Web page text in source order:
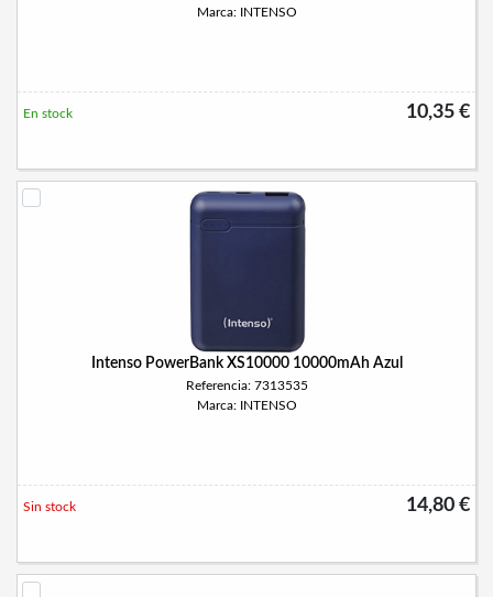
Marca: INTENSO
10,35 €
En stock
Intenso PowerBank XS10000 10000mAh Azul
Referencia: 7313535
Marca: INTENSO
14,80 €
Sin stock